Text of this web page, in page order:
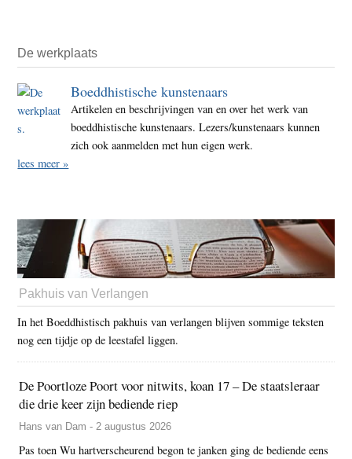
De werkplaats
Boeddhistische kunstenaars
Artikelen en beschrijvingen van en over het werk van
boeddhistische kunstenaars. Lezers/kunstenaars kunnen
zich ook aanmelden met hun eigen werk.
lees meer »
Pakhuis van Verlangen
In het Boeddhistisch pakhuis van verlangen blijven sommige teksten
nog een tijdje op de leestafel liggen.
De Poortloze Poort voor nitwits, koan 17 – De staatsleraar
die drie keer zijn bediende riep
Hans van Dam - 2 augustus 2026
Pas toen Wu hartverscheurend begon te janken ging de bediende eens